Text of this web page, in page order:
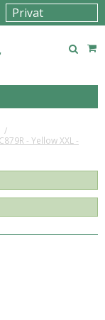
/
- Yellow XXL -